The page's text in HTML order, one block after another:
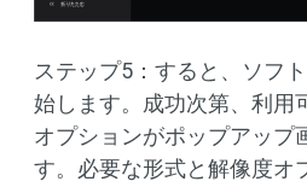
ステップ5：すると、ソフ
始します。成功次第、利用
オプションがポップアップ
す。必要な形式と解像度オ